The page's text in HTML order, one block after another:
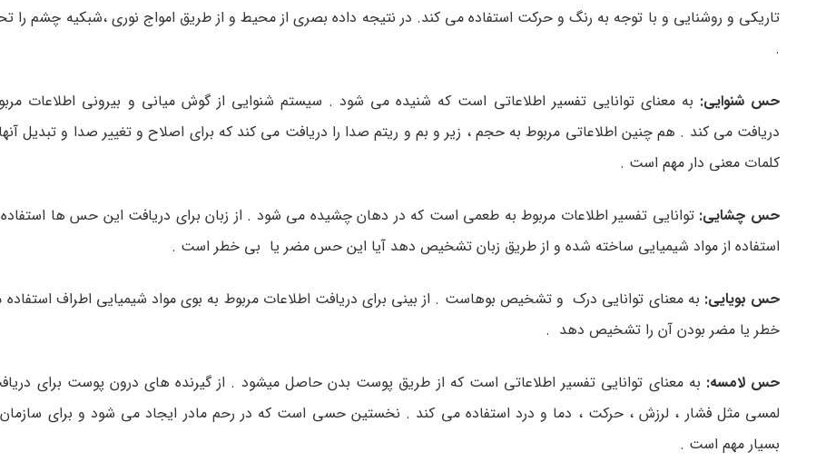
تاریکی و روشنایی و با توجه به رنگ و حرکت استفاده می کند. در نتیجه داده بصری از محیط و از طریق امواج نوری ،شبکیه چشم را
.
حس شنوایی: به معنای توانایی تفسیر اطلاعاتی است که شنیده می شود . سیستم شنوایی از گوش میانی و بیرونی اطلاعات
دریافت می کند . هم چنین اطلاعاتی مربوط به حجم ، زیر و بم و ریتم صدا را دریافت می کند که برای اصلاح و تغییر صدا و تبدیل آنها
کلمات معنی دار مهم است .
حس چشایی: توانایی تفسیر اطلاعات مربوط به طعمی است که در دهان چشیده می شود . از زبان برای دریافت این حس ها استفاده
استفاده از مواد شیمیایی ساخته شده و از طریق زبان تشخیص دهد آیا این حس مضر یا بی خطر است .
حس بویایی: به معنای توانایی درک و تشخیص بوهاست . از بینی برای دریافت اطلاعات مربوط به بوی مواد شیمیایی اطراف
خطر یا مضر بودن آن را تشخیص دهد .
حس لامسه: به معنای توانایی تفسیر اطلاعاتی است که از طریق پوست بدن حاصل میشود . از گیرنده های درون پوست برای
لمسی مثل فشار ، لرزش ، حرکت ، دما و درد استفاده می کند . نخستین حسی است که در رحم مادر ایجاد می شود و برای
بسیار مهم است .